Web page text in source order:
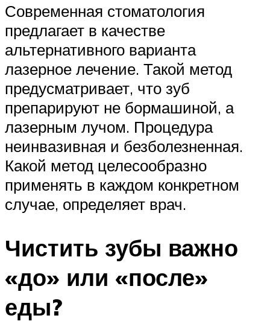
Современная стоматология
предлагает в качестве
альтернативного варианта
лазерное лечение. Такой метод
предусматривает, что зуб
препарируют не бормашиной, а
лазерным лучом. Процедура
неинвазивная и безболезненная.
Какой метод целесообразно
применять в каждом конкретном
случае, определяет врач.
Чистить зубы важно
«до» или «после»
еды?